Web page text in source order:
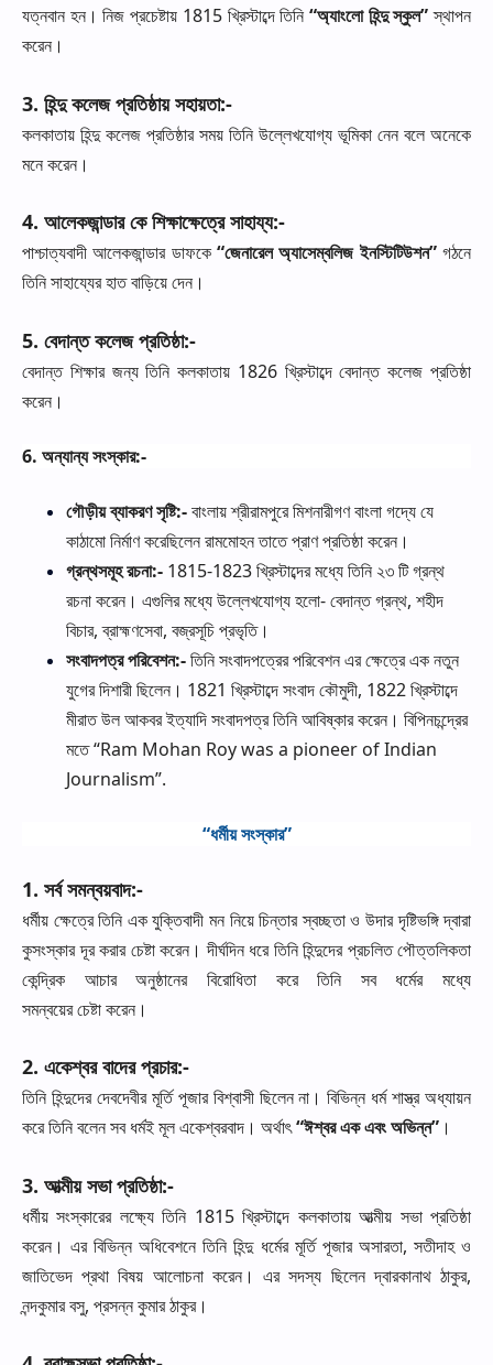
যত্নবান হন। নিজ প্রচেষ্টায় 1815 খ্রিস্টাব্দে তিনি “অ্যাংলো হিন্দু স্কুল” স্থাপন
করেন।
3. হিন্দু কলেজ প্রতিষ্ঠায় সহায়তা:-
কলকাতায় হিন্দু কলেজ প্রতিষ্ঠার সময় তিনি উল্লেখযোগ্য ভূমিকা নেন বলে অনেকে
মনেকরেন।
4. আলেকজান্ডার কে শিক্ষাক্ষেত্রে সাহায্য:-
পাশ্চাত্যবাদী আলেকজান্ডার ডাফকে“জেনারেল অ্যাসেম্বলিজ ইনস্টিটিউশন” গঠনে
তিনিসাহায্যেরহাতবাড়িয়েদেন।
5. বেদান্ত কলেজ প্রতিষ্ঠা:-
বেদান্ত শিক্ষার জন্য তিনি কলকাতায় 1826 খ্রিস্টাব্দে বেদান্ত কলেজ প্রতিষ্ঠা
করেন।
6. অন্যান্যসংস্কার:-
গৌড়ীয়ব্যাকরণসৃষ্টি:-বাংলায়শ্রীরামপুরেমিশনারীগণবাংলাগদ্যেযে
কাঠামোনির্মাণকরেছিলেনরামমোহনতাতেপ্রাণপ্রতিষ্ঠাকরেন।
গ্রন্থসমূহরচনা:- 1815-1823খ্রিস্টাব্দেরমধ্যেতিনি ২৩টিগ্রন্থ
রচনাকরেন। এগুলিরমধ্যেউল্লেখযোগ্যহলো-বেদান্তগ্রন্থ, শহীদ
বিচার,ব্রাহ্মণসেবা, বজ্রসূচিপ্রভৃতি।
সংবাদপত্রপরিবেশন:-তিনিসংবাদপত্রেরপরিবেশনএরক্ষেত্রেএকনতুন
যুগেরদিশারীছিলেন। 1821 খ্রিস্টাব্দেসংবাদকৌমুদী, 1822খ্রিস্টাব্দে
মীরাতউলআকবরইত্যাদিসংবাদপত্রতিনিআবিষ্কারকরেন। বিপিনচন্দ্রের
মতে“Ram Mohan Roy was a pioneer of Indian
Journalism”.
“ধর্মীয় সংস্কার”
1. সর্ব সমন্বয়বাদ:-
ধর্মীয় ক্ষেত্রে তিনি এক যুক্তিবাদী মন নিয়ে চিন্তার স্বচ্ছতা ও উদার দৃষ্টিভঙ্গি দ্বারা
কুসংস্কার দূর করার চেষ্টা করেন। দীর্ঘদিন ধরে তিনি হিন্দুদের প্রচলিত পৌত্তলিকতা
কেন্দ্রিক
আচার অনুষ্ঠানের বিরোধিতা করে তিনি সব ধর্মের
মধ্যে
সমন্বয়েরচেষ্টাকরেন।
2. একেশ্বর বাদের প্রচার:-
তিনি হিন্দুদের দেবদেবীর মূর্তি পূজার বিশ্বাসী ছিলেন না। বিভিন্ন ধর্ম শাস্ত্র অধ্যায়ন
করেতিনিবলেনসব ধর্মইমূলএকেশ্বরবাদ। অর্থাৎ“ঈশ্বরএকএবংঅভিন্ন” ।
3. আত্মীয় সভা প্রতিষ্ঠা:-
ধর্মীয় সংস্কারের লক্ষ্যে তিনি 1815খ্রিস্টাব্দে কলকাতায় আত্মীয় সভা প্রতিষ্ঠা
করেন। এর বিভিন্ন অধিবেশনে তিনি হিন্দু ধর্মের মূর্তি পূজার অসারতা, সতীদাহ ও
জাতিভেদ প্রথা বিষয় আলোচনা করেন। এর সদস্য ছিলেন দ্বারকানাথ ঠাকুর,
নন্দকুমারবসু, প্রসন্নকুমারঠাকুর।